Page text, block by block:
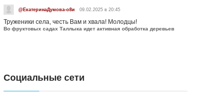
@ЕкатеринаДумова-о8и 09.02.2025 в 20:45
Труженики села, честь Вам и хвала! Молодцы!
Во фруктовых садах Таллыка идет активная обработка деревьев
Социальные сети